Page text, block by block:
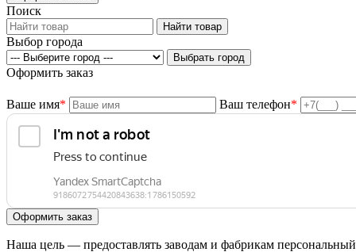
Поиск
Выбор города
Оформить заказ
Ваше имя* Ваш телефон*
Наша цель — предоставлять заводам и фабрикам